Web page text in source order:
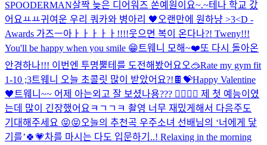
SPOODERMAN살짝 늦은 디어워즈 쏜예원이요~.~테나 학교 갔
어요ㅛㅛ귀여운 우리 쿼카와 병아리 🖤 오랜만에 원하냥 >3<D -
Awards 가즈ㅡ아ㅏㅏㅏㅏㅏ!!!!웃으면 복이 온다나?! Tweny!!!
You'll be happy when you smile 😁트웨니 모해~❤️또 다시 돌아온
안경하나!!! 이번엔 투명뿔테를 도전해봤어요오🥽Rate my gym fit
1-10 ;3트웨니 오늘 초콜릿 많이 받았어요?!🍫💝Happy Valentine
🖤 트웨니~~ 어제 아는외고 잘 보셨나용??? 🤸‍♀️🤸‍♀️ 제 첫 예능이였
는데 많이 긴장했어요ㅋㄱㄱㅋ 촬영 너무 재밌게해서 다음주도
기대해주세요 😝😝오늘의 추천곡 우주소녀 선배님의 ‘너에게 닿
기를’🍀💗차를 마시는 다도 입문하기..! Relaxing in the morning